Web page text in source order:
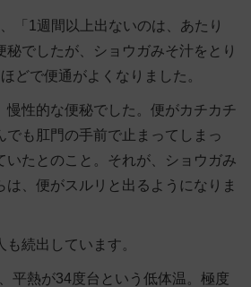
「1週間以上出ないのは、あたり
秘でしたが、ショウガみそ汁をとり
どで便通がよくなりました。
慢性的な便秘でした。便がカチカチ
でも肛門の手前で止まってしまっ
いたとのこと。それが、ショウガみ
は、便がスルリと出るようになりま
続出しています。
平熱が34度台という低体温。極度